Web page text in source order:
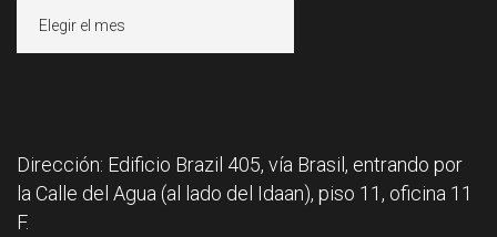
Dirección: Edificio Brazil 405, vía Brasil, entrando por
la Calle del Agua (al lado del Idaan), piso 11, oficina 11
F.